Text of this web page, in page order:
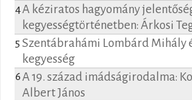
4A kéziratos hagyomány
kegyességtörténetben: Árkosi
5 Szentábrahámi Lombárd Mihály
kegyesség
6A 19. század imádságirodalma:
Albert János